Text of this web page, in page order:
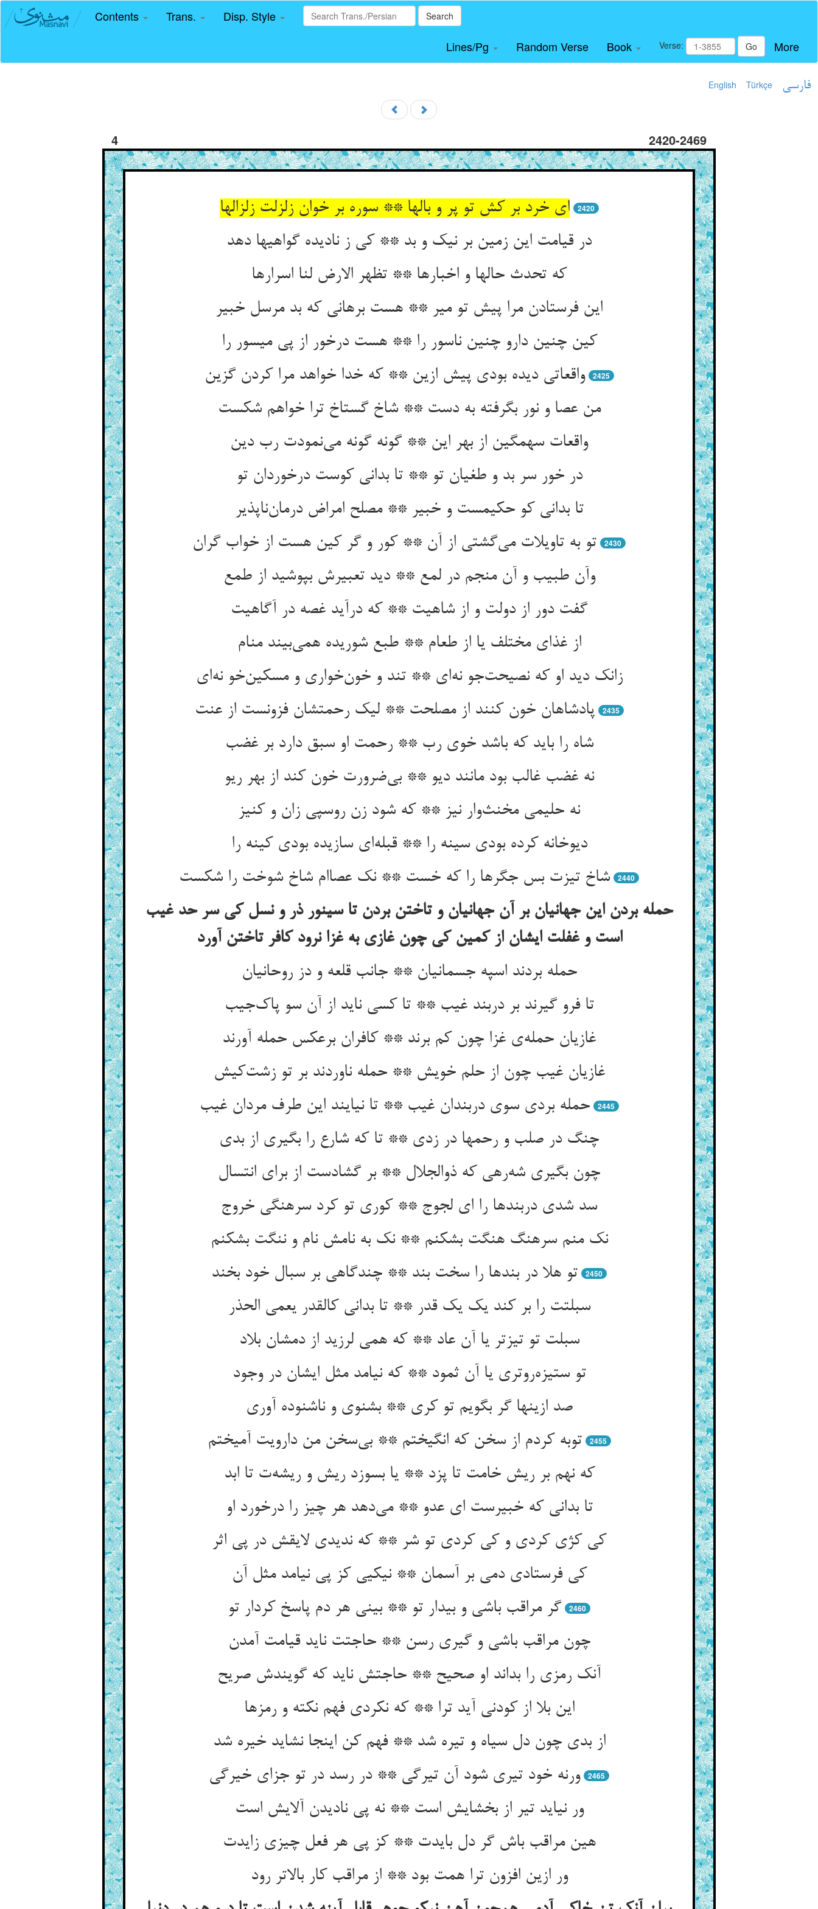
Contents Trans. Disp. Style Search
Lines/Pg Random Verse Book Verse: Go More
English Türkçe فارسی
4 2420-2469
ای خرد بر کش تو پر و بالها ** سوره بر خوان زلزلت زلزالها 2420
در قیامت این زمین بر نیک و بد ** کی ز نادیده گواهیها دهد
که تحدث حالها و اخبارها ** تظهر الارض لنا اسرارها
این فرستادن مرا پیش تو میر ** هست برهانی که بد مرسل خبیر
کین چنین دارو چنین ناسور را ** هست درخور از پی میسور را
واقعاتی دیده بودی پیش ازین ** که خدا خواهد مرا کردن گزین
2425
من عصا و نور بگرفته به دست ** شاخ گستاخ ترا خواهم شکست
واقعات سهمگین از بهر این ** گونه گونه می‌نمودت رب دین
در خور سر بد و طغیان تو ** تا بدانی کوست درخوردان تو
تا بدانی کو حکیمست و خبیر ** مصلح امراض درمان‌ناپذیر
تو به تاویلات می‌گشتی از آن ** کور و گر کین هست از خواب گران
2430
وآن طبیب و آن منجم در لمع ** دید تعبیرش بپوشید از طمع
گفت دور از دولت و از شاهیت ** که درآید غصه در آگاهیت
از غذای مختلف یا از طعام ** طبع شوریده همی‌بیند منام
زانک دید او که نصیحت‌جو نه‌ای ** تند و خون‌خواری و مسکین‌خو نه‌ای
پادشاهان خون کنند از مصلحت ** لیک رحمتشان فزونست از عنت
2435
شاه را باید که باشد خوی رب ** رحمت او سبق دارد بر غضب
نه غضب غالب بود مانند دیو ** بی‌ضرورت خون کند از بهر ریو
نه حلیمی مخنث‌وار نیز ** که شود زن روسپی زان و کنیز
دیوخانه کرده بودی سینه را ** قبله‌ای سازیده بودی کینه را
شاخ تیزت بس جگرها را که خست ** نک عصاام شاخ شوخت را شکست
2440
حمله بردن این جهانیان بر آن جهانیان و تاختن بردن تا سینور ذر و نسل کی سر حد غیب
است و غفلت ایشان از کمین کی چون غازی به غزا نرود کافر تاختن آورد
حمله بردند اسپه جسمانیان ** جانب قلعه و دز روحانیان
تا فرو گیرند بر دربند غیب ** تا کسی ناید از آن سو پاک‌جیب
غازیان حمله‌ی غزا چون کم برند ** کافران برعکس حمله آورند
غازیان غیب چون از حلم خویش ** حمله ناوردند بر تو زشت‌کیش
حمله بردی سوی دربندان غیب ** تا نیایند این طرف مردان غیب
2445
چنگ در صلب و رحمها در زدی ** تا که شارع را بگیری از بدی
چون بگیری شه‌رهی که ذوالجلال ** بر گشادست از برای انتسال
سد شدی دربندها را ای لجوج ** کوری تو کرد سرهنگی خروج
نک منم سرهنگ هنگت بشکنم ** نک به نامش نام و ننگت بشکنم
تو هلا در بندها را سخت بند ** چندگاهی بر سبال خود بخند
2450
سبلتت را بر کند یک یک قدر ** تا بدانی کالقدر یعمی الحذر
سبلت تو تیزتر یا آن عاد ** که همی لرزید از دمشان بلاد
تو ستیزه‌روتری یا آن ثمود ** که نیامد مثل ایشان در وجود
صد ازینها گر بگویم تو کری ** بشنوی و ناشنوده آوری
توبه کردم از سخن که انگیختم ** بی‌سخن من دارویت آمیختم
2455
که نهم بر ریش خامت تا پزد ** یا بسوزد ریش و ریشه‌ت تا ابد
تا بدانی که خبیرست ای عدو ** می‌دهد هر چیز را درخورد او
کی کژی کردی و کی کردی تو شر ** که ندیدی لایقش در پی اثر
کی فرستادی دمی بر آسمان ** نیکیی کز پی نیامد مثل آن
گر مراقب باشی و بیدار تو ** بینی هر دم پاسخ کردار تو
2460
چون مراقب باشی و گیری رسن ** حاجتت ناید قیامت آمدن
آنک رمزی را بداند او صحیح ** حاجتش ناید که گویندش صریح
این بلا از کودنی آید ترا ** که نکردی فهم نکته و رمزها
از بدی چون دل سیاه و تیره شد ** فهم کن اینجا نشاید خیره شد
ورنه خود تیری شود آن تیرگی ** در رسد در تو جزای خیرگی
2465
ور نیاید تیر از بخشایش است ** نه پی نادیدن آلایش است
هین مراقب باش گر دل بایدت ** کز پی هر فعل چیزی زایدت
ور ازین افزون ترا همت بود ** از مراقب کار بالاتر رود